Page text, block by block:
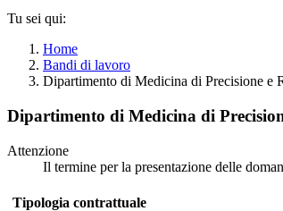
Tu sei qui:
Home
Bandi di lavoro
Dipartimento di Medicina di Precisione e
Dipartimento di Medicina di
Attenzione
Il termine per la presentazione delle
Tipologia contrattuale